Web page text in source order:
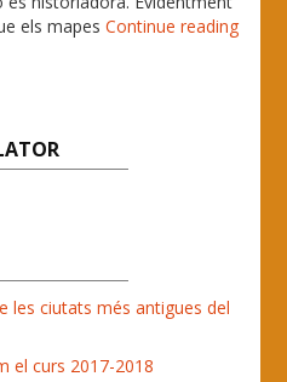
els mapesContinue reading
les ciutats més antigues del
el curs 2017-2018